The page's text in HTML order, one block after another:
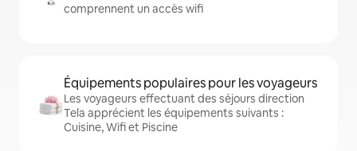
comprennent un accès wifi
Équipements populaires pour les voyageurs
Les voyageurs effectuant des séjours direction
Tela apprécient les équipements suivants :
Cuisine, Wifi et Piscine